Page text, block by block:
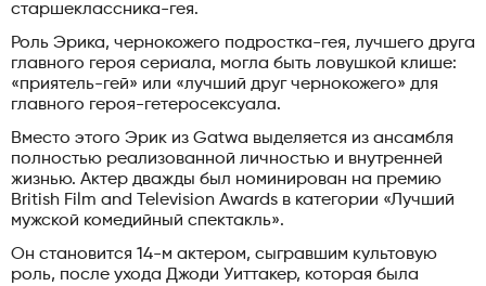
старшеклассника-гея.
Роль Эрика, чернокожего подростка-гея, лучшего друга
главного героя сериала, могла быть ловушкой клише:
«приятель-гей» или «лучший друг чернокожего» для
главного героя-гетеросексуала.
Вместо этого Эрик из Gatwa выделяется из ансамбля
полностью реализованной личностью и внутренней
жизнью. Актер дважды был номинирован на премию
British Film and Television Awards в категории «Лучший
мужской комедийный спектакль».
Он становится 14-м актером, сыгравшим культовую
роль, после ухода Джоди Уиттакер, которая была